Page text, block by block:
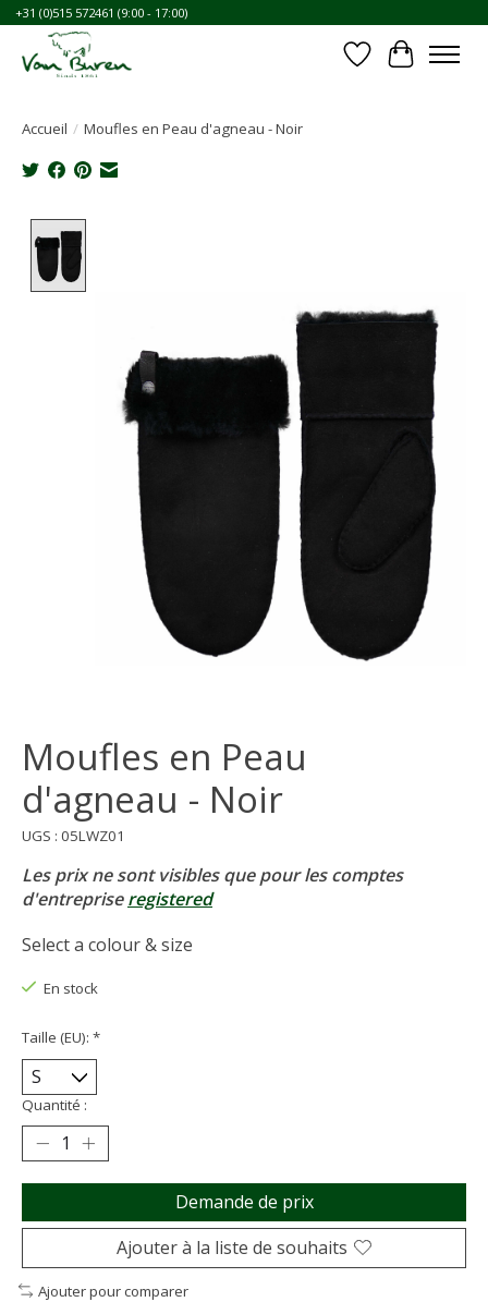
+31 (0)515 572461 (9:00 - 17:00)
Liste dePanier
Accueil / Moufles en Peau d'agneau - Noir
Moufles en Peau
d'agneau - Noir
UGS : 05LWZ01
Les prix ne sont visibles que pour les comptes
d'entrepriseregistered
Select a colour & size
En stock
Taille (EU): *
Quantité :
Demande de prix
Ajouter à la liste de souhaits
Ajouter pour comparer